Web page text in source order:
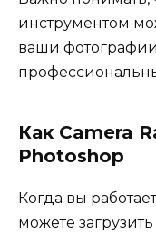
инструментом
ваши
Как Camera
Photoshop
Когда вы
можете